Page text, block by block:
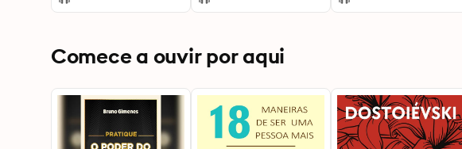
Comece a ouvir por aqui